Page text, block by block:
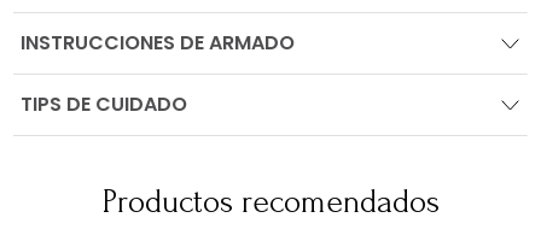
INSTRUCCIONES DE ARMADO
TIPS DE CUIDADO
Productos recomendados